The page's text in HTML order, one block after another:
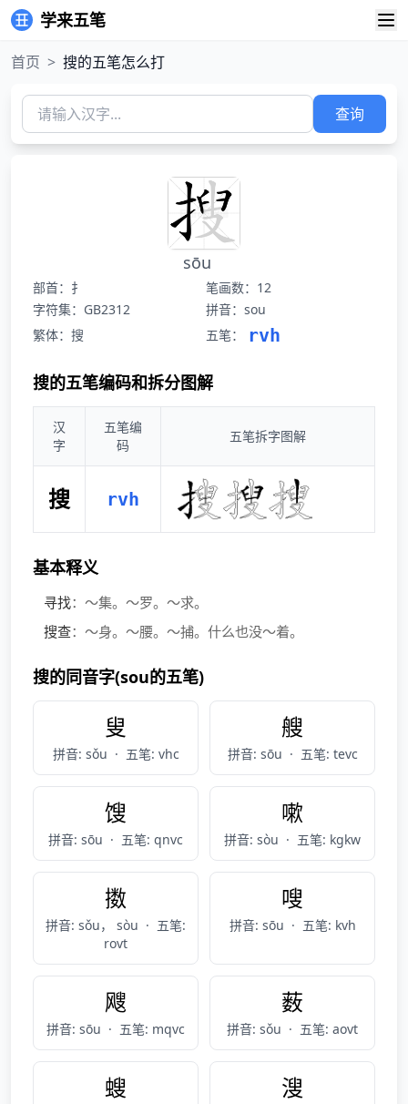
学来五笔
首页 > 搜的五笔怎么打
查询
sōu
部首：扌
笔画数：12
字符集：GB2312
拼音：sou
繁体：搜
五笔： rvh
搜的五笔编码和拆分图解
汉
字
五笔编
码
五笔拆字图解
搜 rvh
基本释义
寻找：～集。～罗。～求。
搜查：～身。～腰。～捕。什么也没～着。
搜的同音字(sou的五笔)
叟
拼音: sǒu · 五笔: vhc
艘
拼音: sōu · 五笔: tevc
馊
拼音: sōu · 五笔: qnvc
嗽
拼音: sòu · 五笔: kgkw
擞
拼音: sǒu， sòu · 五笔:
rovt
嗖
拼音: sōu · 五笔: kvh
飕
拼音: sōu · 五笔: mqvc
薮
拼音: sǒu · 五笔: aovt
螋 溲